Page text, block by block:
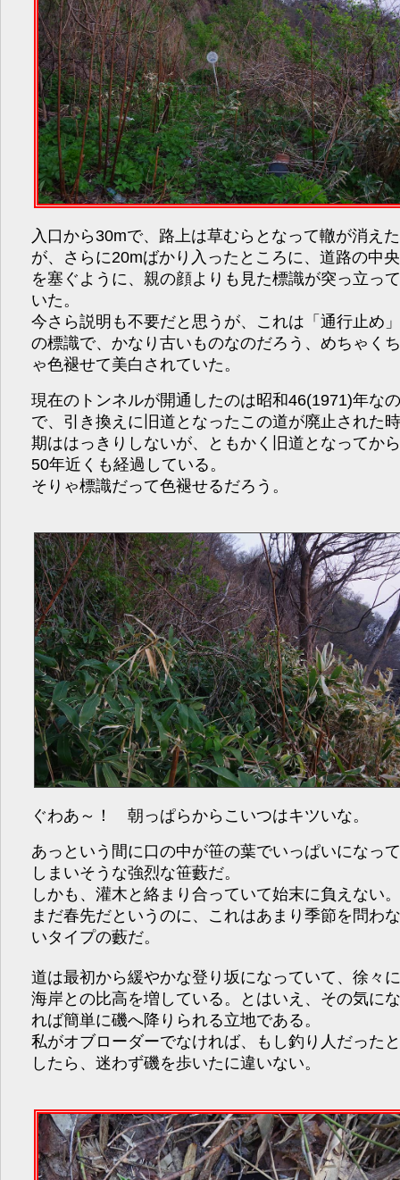
入口から30mで、路上は草むらとなって轍が消えた
が、さらに20mばかり入ったところに、道路の中央
を塞ぐように、親の顔よりも見た標識が突っ立っ
いた。
今さら説明も不要だと思うが、これは「通行止め
の標識で、かなり古いものなのだろう、めちゃく
ゃ色褪せて美白されていた。
現在のトンネルが開通したのは昭和46(1971)年な
で、引き換えに旧道となったこの道が廃止された
期ははっきりしないが、ともかく旧道となってか
50年近くも経過している。
そりゃ標識だって色褪せるだろう。
ぐわあ～！ 朝っぱらからこいつはキツいな。
あっという間に口の中が笹の葉でいっぱいになっ
しまいそうな強烈な笹藪だ。
しかも、灌木と絡まり合っていて始末に負えない
まだ春先だというのに、これはあまり季節を問わ
いタイプの藪だ。
道は最初から緩やかな登り坂になっていて、徐々
海岸との比高を増している。とはいえ、その気に
れば簡単に磯へ降りられる立地である。
私がオブローダーでなければ、もし釣り人だった
したら、迷わず磯を歩いたに違いない。